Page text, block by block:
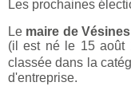
Les prochaines
Le maire de
(il est né le 15 août
classée dans la
d'entreprise.